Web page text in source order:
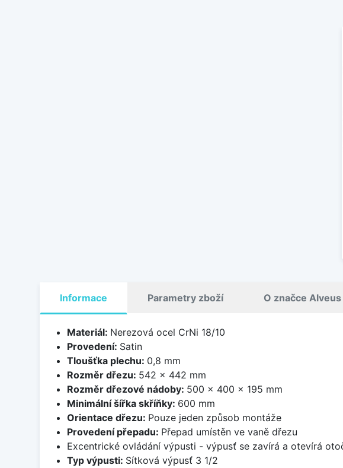
Informace Parametry zboží O značce Alveus
Materiál: Nerezová ocel CrNi 18/10
Provedení: Satin
Tloušťka plechu: 0,8 mm
Rozměr dřezu: 542 x 442 mm
Rozměr dřezové nádoby: 500 x 400 x 195 mm
Minimální šířka skříňky: 600 mm
Orientace dřezu: Pouze jeden způsob montáže
Provedení přepadu: Přepad umístěn ve vaně dřezu
Excentrické ovládání výpusti - výpusť se zavírá a otevírá
Typ výpusti: Sítková výpusť 3 1/2